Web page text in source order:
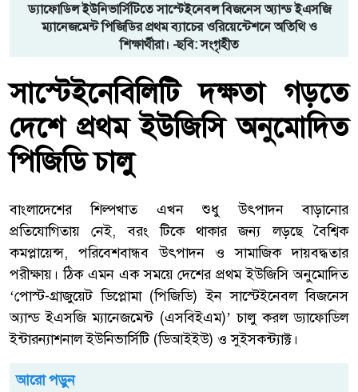
ড্যাফোডিল ইউনিভার্সিটিতে সাস্টেইনেবল বিজনেস অ্যান্ড ইএসজি
ম্যানেজমেন্ট পিজিডির প্রথম ব্যাচের ওরিয়েন্টেশনে অতিথি ও
শিক্ষার্থীরা। -ছবি: সংগৃহীত
সাস্টেইনেবিলিটি দক্ষতা গড়তে
দেশে প্রথম ইউজিসি অনুমোদিত
পিজিডি চালু
বাংলাদেশের শিল্পখাত এখন শুধু উৎপাদন বাড়ানোর
প্রতিযোগিতায় নেই, বরং টিকে থাকার জন্য লড়ছে বৈশ্বিক
কমপ্লায়েন্স, পরিবেশবান্ধব উৎপাদন ও সামাজিক দায়বদ্ধতার
পরীক্ষায়। ঠিক এমন এক সময়ে দেশের প্রথম ইউজিসি অনুমোদিত
‘পোস্ট-গ্রাজুয়েট ডিপ্লোমা (পিজিডি) ইন সাস্টেইনেবল বিজনেস
অ্যান্ড ইএসজি ম্যানেজমেন্ট (এসবিইএম)’ চালু করল ড্যাফোডিল
ইন্টারন্যাশনাল ইউনিভার্সিটি (ডিআইইউ) ও সুইসকন্ট্যাক্ট।
আরো পড়ুন